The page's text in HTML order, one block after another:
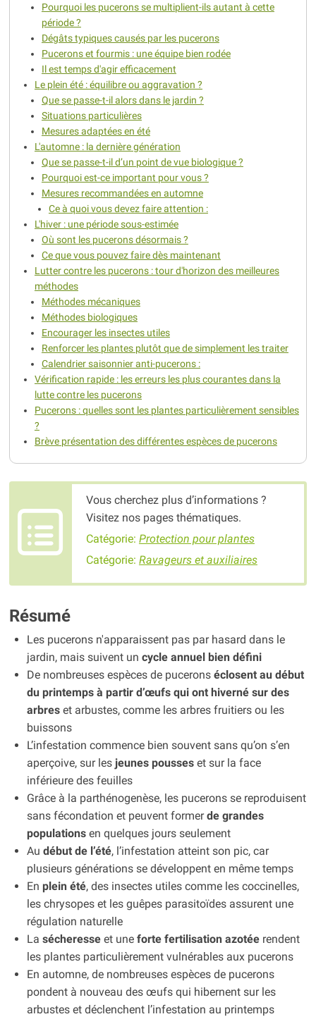
Pourquoi les pucerons se multiplient-ils autant à cette
période ?
Dégâts typiques causés par les pucerons
Pucerons et fourmis : une équipe bien rodée
Il est temps d'agir efficacement
Le plein été : équilibre ou aggravation ?
Que se passe-t-il alors dans le jardin ?
Situations particulières
Mesures adaptées en été
L'automne : la dernière génération
Que se passe-t-il d’un point de vue biologique ?
Pourquoi est-ce important pour vous ?
Mesures recommandées en automne
Ce à quoi vous devez faire attention :
L'hiver : une période sous-estimée
Où sont les pucerons désormais ?
Ce que vous pouvez faire dès maintenant
Lutter contre les pucerons : tour d'horizon des meilleures
méthodes
Méthodes mécaniques
Méthodes biologiques
Encourager les insectes utiles
Renforcer les plantes plutôt que de simplement les traiter
Calendrier saisonnier anti-pucerons :
Vérification rapide : les erreurs les plus courantes dans la
lutte contre les pucerons
Pucerons : quelles sont les plantes particulièrement sensibles
?
Brève présentation des différentes espèces de pucerons
Vous cherchez plus d’informations ?
Visitez nos pages thématiques.
Catégorie: Protection pour plantes
Catégorie: Ravageurs et auxiliaires
Résumé
Les pucerons n'apparaissent pas par hasard dans le
jardin, mais suivent un cycle annuel bien défini
De nombreuses espèces de puceronséclosent au début
du printemps à partir d’œufs qui ont hiverné sur des
arbres et arbustes, comme les arbres fruitiers ou les
buissons
L’infestation commence bien souvent sans qu’on s’en
aperçoive, sur lesjeunes pousseset sur la face
inférieure des feuilles
Grâce à la parthénogenèse, les pucerons se reproduisent
sans fécondation et peuvent formerde grandes
populationsen quelques jours seulement
Au début de l’été, l’infestation atteint son pic, car
plusieurs générations se développent en même temps
En plein été, des insectes utiles comme les coccinelles,
les chrysopes et les guêpes parasitoïdes assurent une
régulation naturelle
La sécheresseet une forte fertilisation azotéerendent
les plantes particulièrement vulnérables aux pucerons
En automne, de nombreuses espèces de pucerons
pondent à nouveau des œufs qui hibernent sur les
arbustes et déclenchent l’infestation au printemps